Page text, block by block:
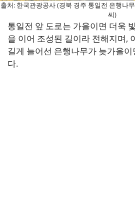
출처: 한국관광공사 (경북 경주 통일전 은행나
씨)
통일전 앞 도로는 가을이면 더욱
을 이어 조성된 길이라 전해지며,
길게 늘어선 은행나무가 늦가을
다.